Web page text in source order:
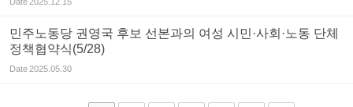
민주노동당 권영국 후보 선본과의 여성 시민·사회·노동 단체
정책협약식(5/28)
Date2025.05.30